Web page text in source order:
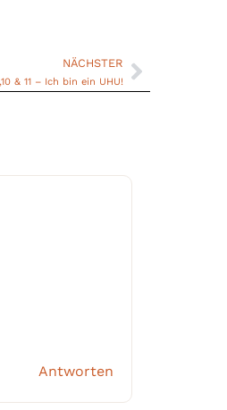
NÄCHSTER
& 11 – Ich bin ein UHU!Nächster
Antworten